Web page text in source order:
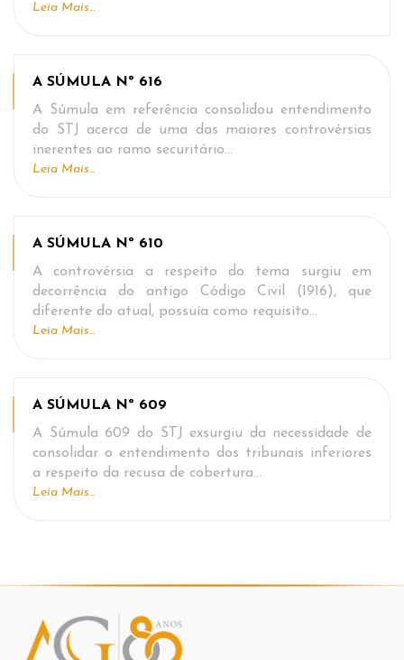
Leia Mais...
A SÚMULA Nº 616
A Súmula em referência consolidou entendimento
do STJ acerca de uma das maiores controvérsias
inerentes ao ramo securitário…
Leia Mais...
A SÚMULA Nº 610
A controvérsia a respeito do tema surgiu em
decorrência do antigo Código Civil (1916), que
diferente do atual, possuía como requisito…
Leia Mais...
A SÚMULA Nº 609
A Súmula 609 do STJ exsurgiu da necessidade de
consolidar o entendimento dos tribunais inferiores
a respeito da recusa de cobertura…
Leia Mais...